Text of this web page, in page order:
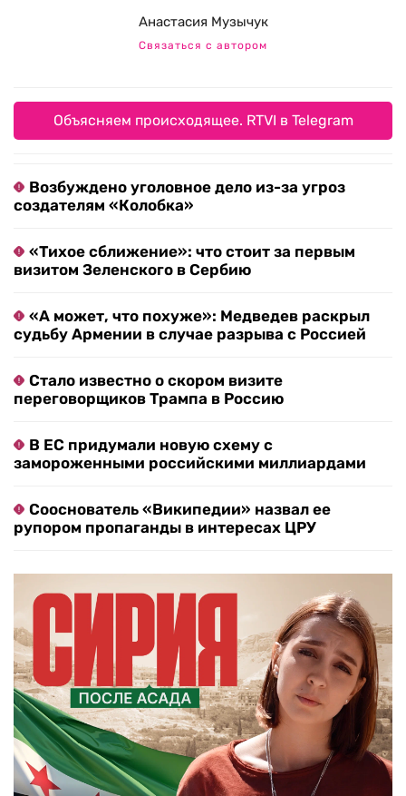
Анастасия Музычук
Связаться с автором
Объясняем происходящее. RTVI в Telegram
Возбуждено уголовное дело из-за угроз
создателям «Колобка»
«Тихое сближение»: что стоит за первым
визитом Зеленского в Сербию
«А может, что похуже»: Медведев раскрыл
судьбу Армении в случае разрыва с Россией
Стало известно о скором визите
переговорщиков Трампа в Россию
В ЕС придумали новую схему с
замороженными российскими миллиардами
Сооснователь «Википедии» назвал ее
рупором пропаганды в интересах ЦРУ